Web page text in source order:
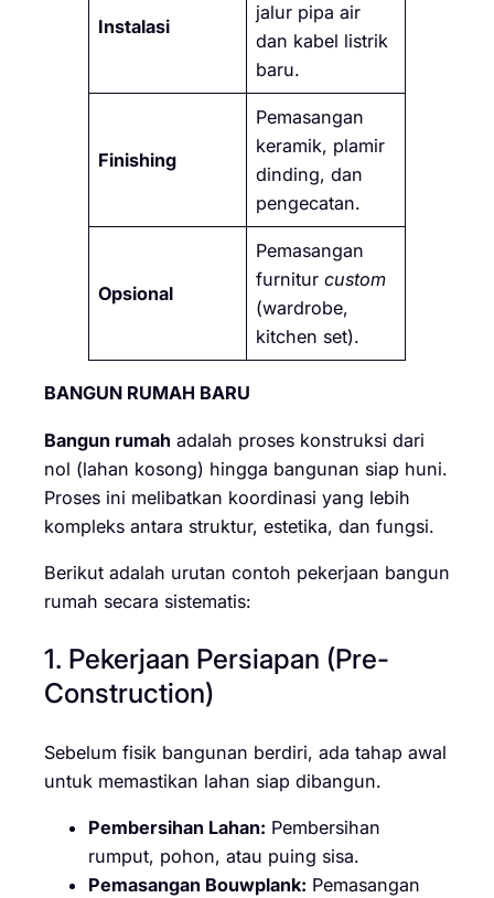
Instalasi
jalur pipa air
dan kabel listrik
baru.
Finishing
Pemasangan
keramik, plamir
dinding, dan
pengecatan.
Opsional
Pemasangan
furniturcustom
(wardrobe,
kitchen set).
BANGUN RUMAH BARU
Bangun rumah adalah proses konstruksi dari
nol (lahan kosong) hingga bangunan siap huni.
Proses ini melibatkan koordinasi yang lebih
kompleks antara struktur, estetika, dan fungsi.
Berikut adalah urutan contoh pekerjaan bangun
rumah secara sistematis:
1. Pekerjaan Persiapan (Pre-
Construction)
Sebelum fisik bangunan berdiri, ada tahap awal
untuk memastikan lahan siap dibangun.
Pembersihan Lahan: Pembersihan
rumput, pohon, atau puing sisa.
Pemasangan Bouwplank: Pemasangan